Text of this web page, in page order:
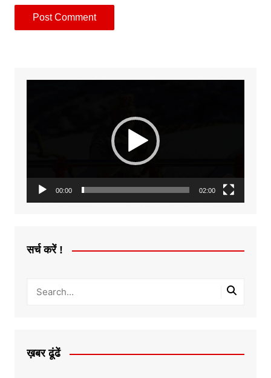
00:00 02:00
सर्च करें !
ख़बर ढूंढें